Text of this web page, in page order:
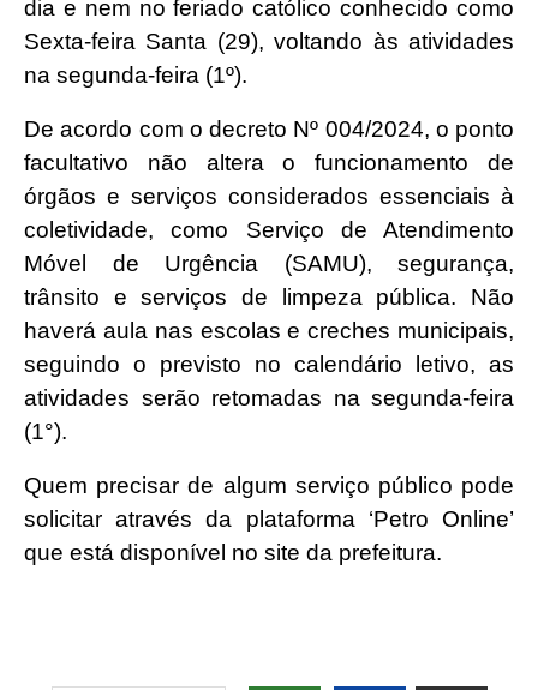
dia e nem no feriado católico conhecido como
Sexta-feira Santa (29), voltando às atividades
na segunda-feira (1º).
De acordo com o decreto Nº 004/2024, o ponto
facultativo não altera o funcionamento de
órgãos e serviços considerados essenciais à
coletividade, como Serviço de Atendimento
Móvel de Urgência (SAMU), segurança,
trânsito e serviços de limpeza pública. Não
haverá aula nas escolas e creches municipais,
seguindo o previsto no calendário letivo, as
atividades serão retomadas na segunda-feira
(1°).
Quem precisar de algum serviço público pode
solicitar através da plataforma ‘Petro Online’
que está disponível no site da prefeitura.